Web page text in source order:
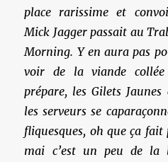
place rarissime et
Mick Jagger passait au
Morning. Y en aura pas
voir de la viande
prépare, les Gilets
les serveurs se
fliquesques, oh que ça
mai c’est un peu de la